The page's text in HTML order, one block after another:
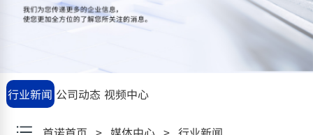
行业新闻 公司动态 视频中心